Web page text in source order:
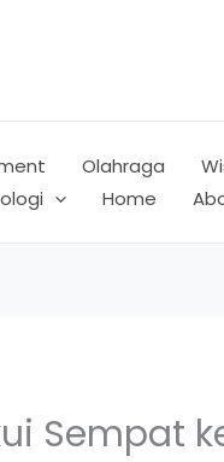
Olahraga
Home
Sempat